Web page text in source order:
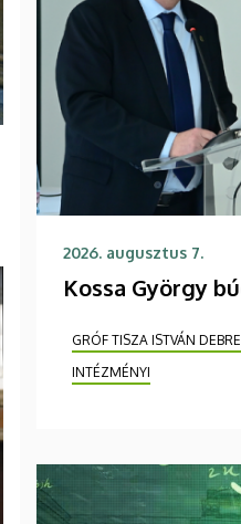
2026. augusztus 7.
Kossa György
GRÓF TISZA ISTVÁN
INTÉZMÉNYI